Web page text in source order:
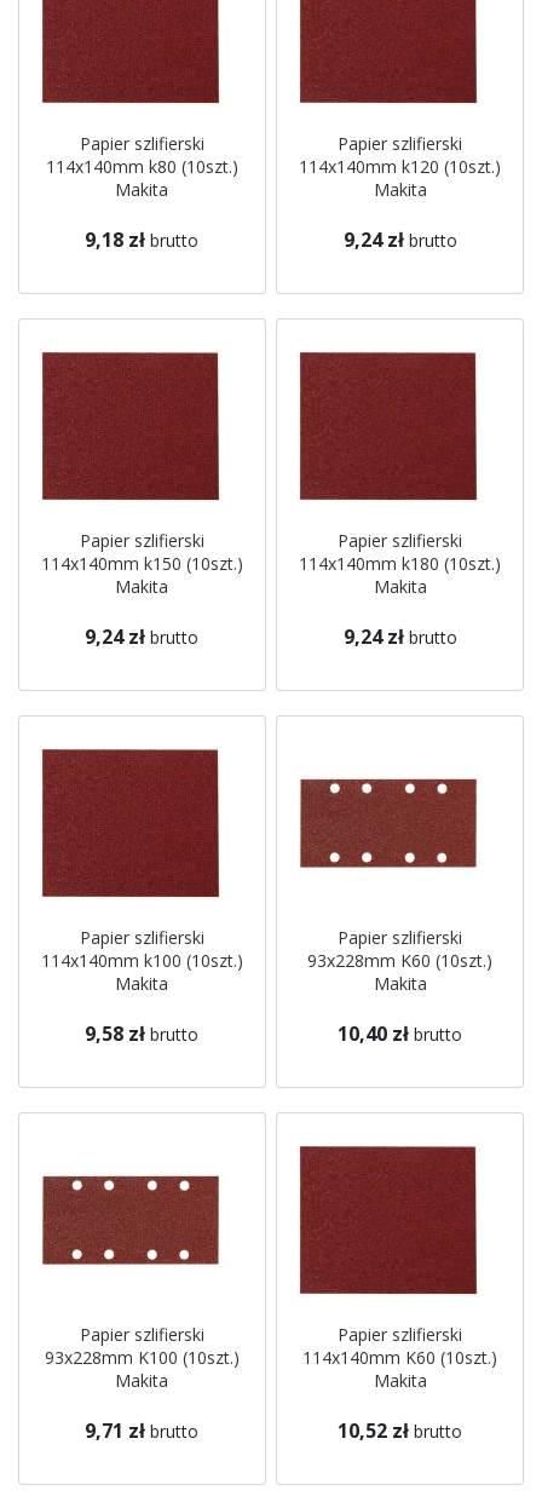
Papier szlifierski
114x140mm k80 (10szt.)
Makita
9,18 zł brutto
Papier szlifierski
114x140mm k120 (10szt.)
Makita
9,24 zł brutto
Papier szlifierski
114x140mm k150 (10szt.)
Makita
9,24 zł brutto
Papier szlifierski
114x140mm k180 (10szt.)
Makita
9,24 zł brutto
Papier szlifierski
114x140mm k100 (10szt.)
Makita
9,58 zł brutto
Papier szlifierski
93x228mm K60 (10szt.)
Makita
10,40 zł brutto
Papier szlifierski
93x228mm K100 (10szt.)
Makita
9,71 zł brutto
Papier szlifierski
114x140mm K60 (10szt.)
Makita
10,52 zł brutto